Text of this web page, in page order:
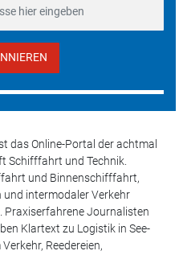
das Online-Portal der achtmal
Schifffahrt und Technik.
und Binnenschifffahrt,
intermodaler Verkehr
Praxiserfahrene Journalisten
Klartext zu Logistik in See-
Reedereien,